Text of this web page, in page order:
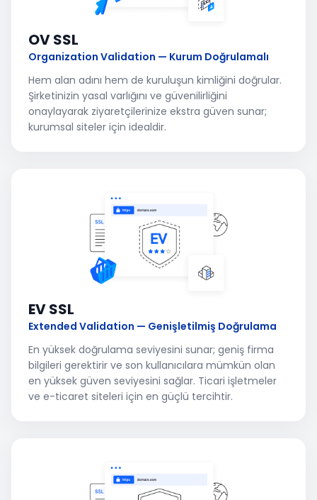
OV SSL
Organization Validation — Kurum Doğrulamalı
Hem alan adını hem de kuruluşun kimliğini doğrular.
Şirketinizin yasal varlığını ve güvenilirliğini
onaylayarak ziyaretçilerinize ekstra güven sunar;
kurumsal siteler için idealdir.
EV SSL
Extended Validation — Genişletilmiş Doğrulama
En yüksek doğrulama seviyesini sunar; geniş firma
bilgileri gerektirir ve son kullanıcılara mümkün olan
en yüksek güven seviyesini sağlar. Ticari işletmeler
ve e-ticaret siteleri için en güçlü tercihtir.